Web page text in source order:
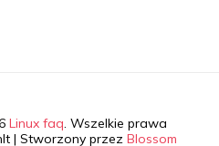
Linux faq. Wszelkie prawa
| Stworzony przez Blossom